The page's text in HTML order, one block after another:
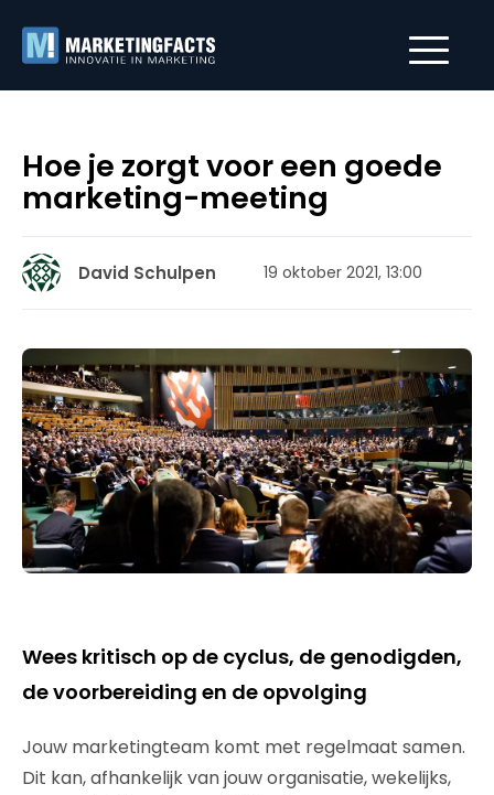
Hoe je zorgt voor een goede
marketing-meeting
David Schulpen 19 oktober 2021, 13:00
Wees kritisch op de cyclus, de genodigden,
de voorbereiding en de opvolging
Jouw marketingteam komt met regelmaat samen.
Dit kan, afhankelijk van jouw organisatie, wekelijks,